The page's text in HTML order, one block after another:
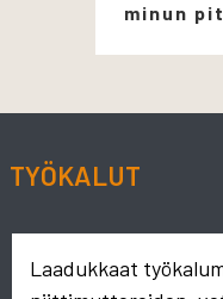
minun
TYÖKALUT
Laadukkaat